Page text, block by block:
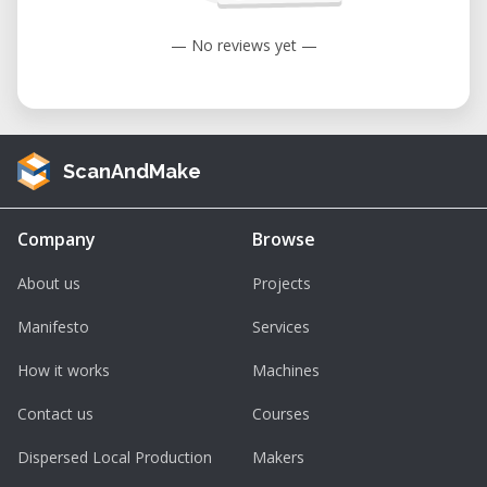
Arbeitsbereich:900 x 1300 mm
Laserleistung:
Modell
Auflösung:
Bis zu 1000 DPI
Maximale Schnittstärke:Ca. 15 bis 20
mm materialabhängig
Schrittmotoren
Unterstützte Materialien:
Leder, Textilien, Karton, Gummi und
— No reviews yet —
ScanAndMake
Company
About us
Manifesto
How it works
Contact us
Dispersed Local Production
Browse
Projects
Services
Machines
Courses
Makers